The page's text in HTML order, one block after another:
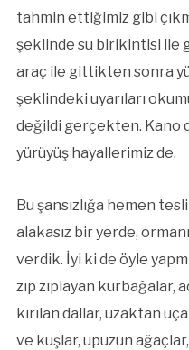
tahmin ettiğimiz gibi
şeklinde su birikintisi ile
araç ile gittikten sonra
şeklindeki uyarıları
değildi gerçekten. Kano
yürüyüş hayallerimiz de.
Bu şansızlığa hemen
alakasız bir yerde,
verdik. İyi ki de öyle
zıp zıplayan kurbağalar,
kırılan dallar, uzaktan
ve kuşlar, upuzun